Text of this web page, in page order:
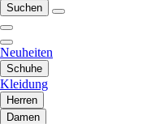
Suchen
Neuheiten
Schuhe
Kleidung
Herren
Damen